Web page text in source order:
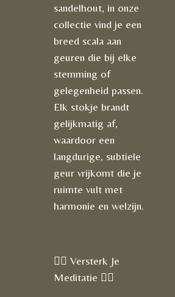
sandelhout, in onze
collectie vind je een
breed scala aan
geuren die bij elke
stemming of
gelegenheid passen.
Elk stokje brandt
gelijkmatig af,
waardoor een
langdurige, subtiele
geur vrijkomt die je
ruimte vult met
harmonie en welzijn.
🧘‍♀️ Versterk Je
Meditatie 🧘‍♂️